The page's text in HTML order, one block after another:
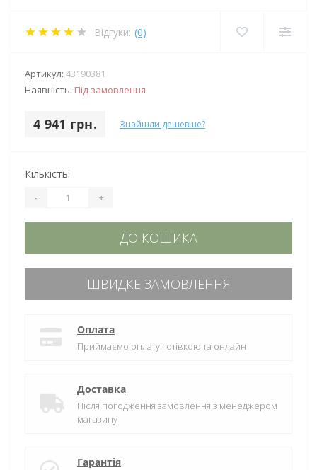
Відгуки: (0)
Артикул: 43190381
Наявність: Під замовлення
4 941 грн. Знайшли дешевше?
Кількість:
- +
ДО КОШИКА
ШВИДКЕ ЗАМОВЛЕННЯ
Оплата
Приймаємо оплату готівкою та онлайн
Доставка
Після погодження замовлення з менеджером
магазину
Гарантія